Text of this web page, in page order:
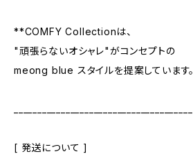
**COMFY Collectionは、
"頑張らないオシャレ"がコンセプトの
meong blue スタイルを提案しています。
[ 発送について ]